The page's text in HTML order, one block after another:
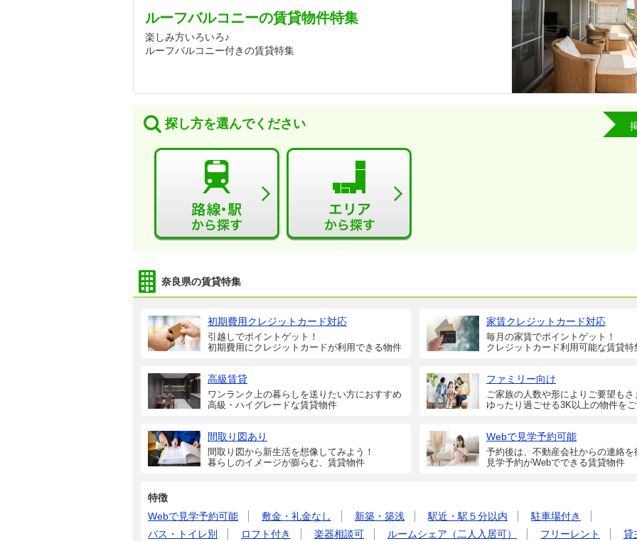
ルーフバルコニーの賃貸物件特集
楽しみ方いろいろ♪
ルーフバルコニー付きの賃貸特集
探し方を選んでください
奈良県の賃貸特集
初期費用クレジットカード対応
引越しでポイントゲット！
初期費用にクレジットカードが利用できる物件
家賃クレジットカード対応
毎月の家賃でポイントゲット！
クレジットカード利用可能な賃貸特
高級賃貸
ワンランク上の暮らしを送りたい方におすすめ
高級・ハイグレードな賃貸物件
ファミリー向け
ご家族の人数や形によりご要望もさ
ゆったり過ごせる3K以上の物件をご
間取り図あり
間取り図から新生活を想像してみよう！
暮らしのイメージが膨らむ、賃貸物件
Webで見学予約可能
予約後は、不動産会社からの連絡を
見学予約がWebでできる賃貸物件
特徴
Webで見学予約可能
敷金・礼金なし 新築・築浅 駅近・駅５分以内
駐車場付き
バス・トイレ別
ロフト付き 楽器相談可 ルームシェア（二人入居可） フリーレント
貸